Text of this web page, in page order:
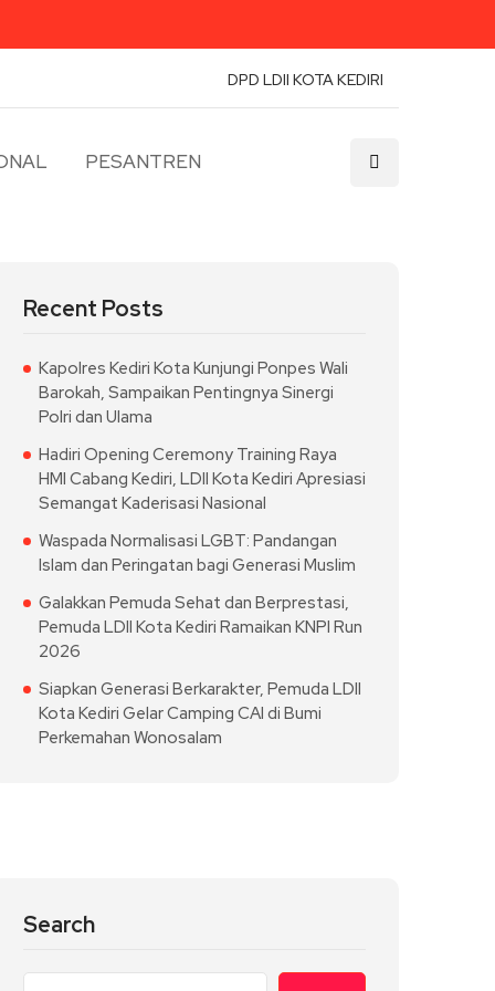
DPD LDII KOTA KEDIRI
PESANTREN
Recent Posts
Kapolres Kediri Kota Kunjungi Ponpes Wali
Barokah, Sampaikan Pentingnya Sinergi
Polri dan Ulama
Hadiri Opening Ceremony Training Raya
HMI Cabang Kediri, LDII Kota Kediri Apresiasi
Semangat Kaderisasi Nasional
Waspada Normalisasi LGBT: Pandangan
Islam dan Peringatan bagi Generasi Muslim
Galakkan Pemuda Sehat dan Berprestasi,
Pemuda LDII Kota Kediri Ramaikan KNPI Run
2026
Siapkan Generasi Berkarakter, Pemuda LDII
Kota Kediri Gelar Camping CAI di Bumi
Perkemahan Wonosalam
Search